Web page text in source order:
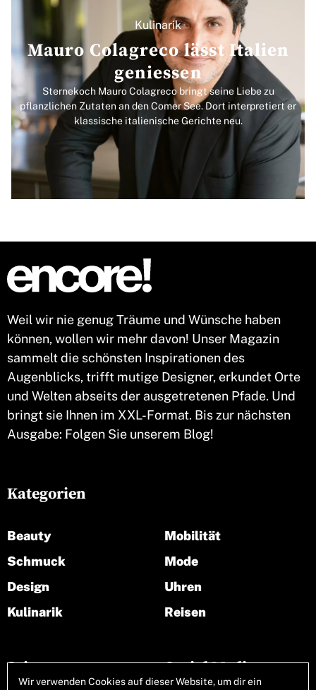
Kulinarik
Mauro Colagreco lässt Italien
geniessen
Sternekoch Mauro Colagreco bringt seine Liebe zu
pflanzlichen Zutaten an den Comer See. Dort interpretiert er
klassische italienische Gerichte neu.
Weil wir nie genug Träume und Wünsche haben
können, wollen wir mehr davon! Unser Magazin
sammelt die schönsten Inspirationen des
Augenblicks, trifft mutige Designer, erkundet Orte
und Welten abseits der ausgetretenen Pfade. Und
bringt sie Ihnen im XXL-Format. Bis zur nächsten
Ausgabe: Folgen Sie unserem Blog!
Seiten
Kategorien
Beauty
Schmuck
Design
Kulinarik
Mobilität
Mode
Uhren
Reisen
Social Media
Wir verwenden Cookies auf dieser Website, um dir ein